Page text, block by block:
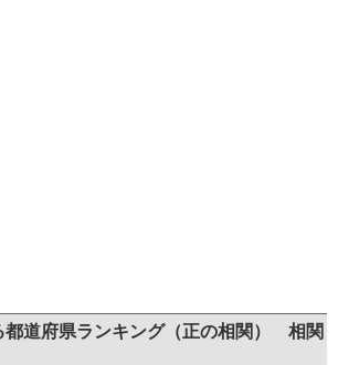
都道府県ランキング（正の相関） 相関